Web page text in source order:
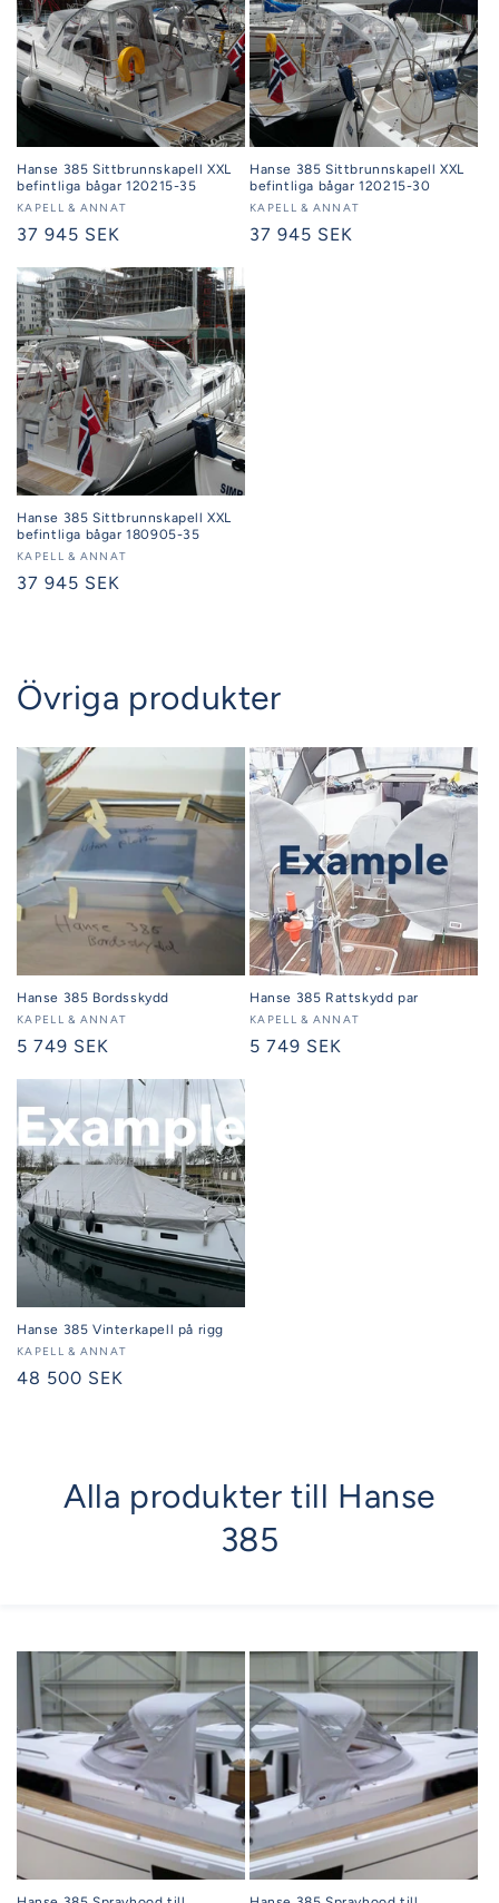
Hanse 385 Sittbrunnskapell XXL
befintliga bågar 120215-35
Säljare:
KAPELL & ANNAT
Ordinarie
37 945 SEK
Hanse 385 Sittbrunnskapell XXL
befintliga bågar 120215-30
Säljare:
KAPELL & ANNAT
Ordinarie
37 945 SEK
Hanse 385 Sittbrunnskapell XXL
befintliga bågar 180905-35
Säljare:
KAPELL & ANNAT
Ordinarie
37 945 SEK
Övriga produkter
Hanse 385 Bordsskydd
Säljare:
KAPELL & ANNAT
Ordinarie
5 749 SEK
Hanse 385 Rattskydd par
Säljare:
KAPELL & ANNAT
Ordinarie
5 749 SEK
Hanse 385 Vinterkapell på rigg
Säljare:
KAPELL & ANNAT
Ordinarie
48 500 SEK
Alla produkter till Hanse
385